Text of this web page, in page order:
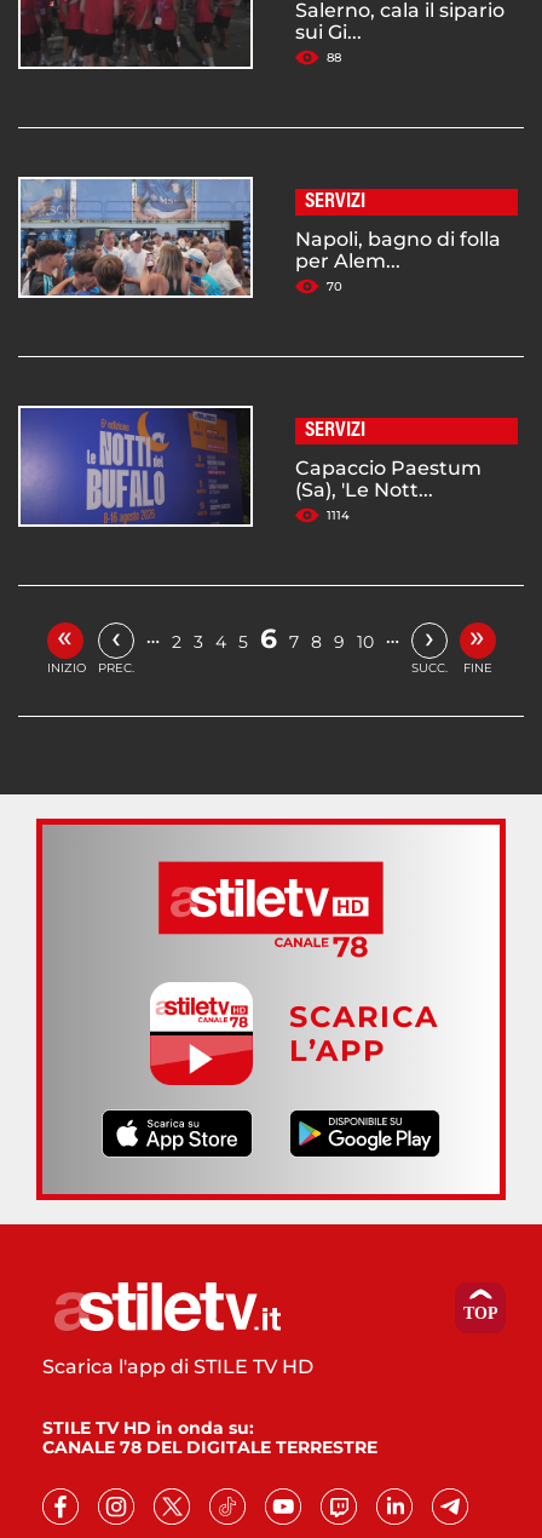
Salerno, cala il sipario
sui Gi...
88
SERVIZI
Napoli, bagno di folla
per Alem...
70
SERVIZI
Capaccio Paestum
(Sa), 'Le Nott...
1114
«
INIZIO
‹
PREC.
… 2 3 4 5 6 7 8 9 10 … ›
SUCC.
»
FINE
SCARICA
L’APP
Scarica l'app di STILE TV HD
STILE TV HD in onda su:
CANALE 78 DEL DIGITALE TERRESTRE